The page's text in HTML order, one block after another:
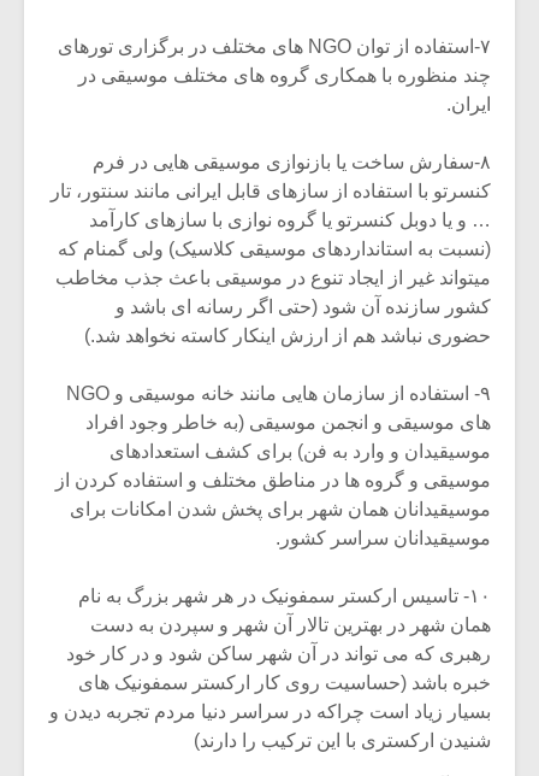
۷-استفاده از توان NGO های مختلف در برگزاری تورهای
چند منظوره با همکاری گروه های مختلف موسیقی در
ایران.
۸-سفارش ساخت یا بازنوازی موسیقی هایی در فرم
کنسرتو با استفاده از سازهای قابل ایرانی مانند سنتور، تار
… و یا دوبل کنسرتو یا گروه نوازی با سازهای کارآمد
(نسبت به استانداردهای موسیقی کلاسیک) ولی گمنام که
میتواند غیر از ایجاد تنوع در موسیقی باعث جذب مخاطب
کشور سازنده آن شود (حتی اگر رسانه ای باشد و
حضوری نباشد هم از ارزش اینکار کاسته نخواهد شد.)
۹- استفاده از سازمان هایی مانند خانه موسیقی و NGO
های موسیقی و انجمن موسیقی (به خاطر وجود افراد
موسیقیدان و وارد به فن) برای کشف استعدادهای
موسیقی و گروه ها در مناطق مختلف و استفاده کردن از
موسیقیدانان همان شهر برای پخش شدن امکانات برای
موسیقیدانان سراسر کشور.
۱۰- تاسیس ارکستر سمفونیک در هر شهر بزرگ به نام
همان شهر در بهترین تالار آن شهر و سپردن به دست
رهبری که می تواند در آن شهر ساکن شود و در کار خود
خبره باشد (حساسیت روی کار ارکستر سمفونیک های
بسیار زیاد است چراکه در سراسر دنیا مردم تجربه دیدن و
شنیدن ارکستری با این ترکیب را دارند)